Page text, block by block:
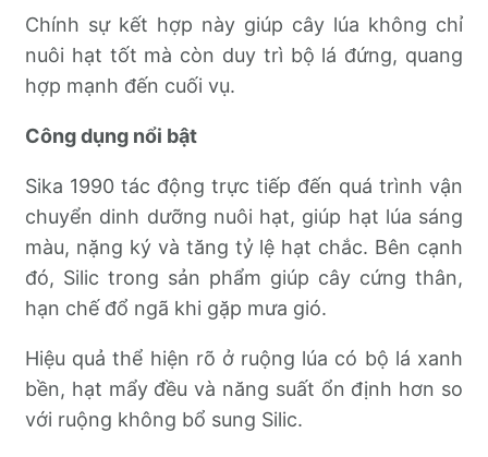
Chính sự kết hợp này giúp cây lúa không chỉ
nuôi hạt tốt mà còn duy trì bộ lá đứng, quang
hợp mạnh đến cuối vụ.
Công dụng nổi bật
Sika 1990 tác động trực tiếp đến quá trình vận
chuyển dinh dưỡng nuôi hạt, giúp hạt lúa sáng
màu, nặng ký và tăng tỷ lệ hạt chắc. Bên cạnh
đó, Silic trong sản phẩm giúp cây cứng thân,
hạn chế đổ ngã khi gặp mưa gió.
Hiệu quả thể hiện rõ ở ruộng lúa có bộ lá xanh
bền, hạt mẩy đều và năng suất ổn định hơn so
với ruộng không bổ sung Silic.